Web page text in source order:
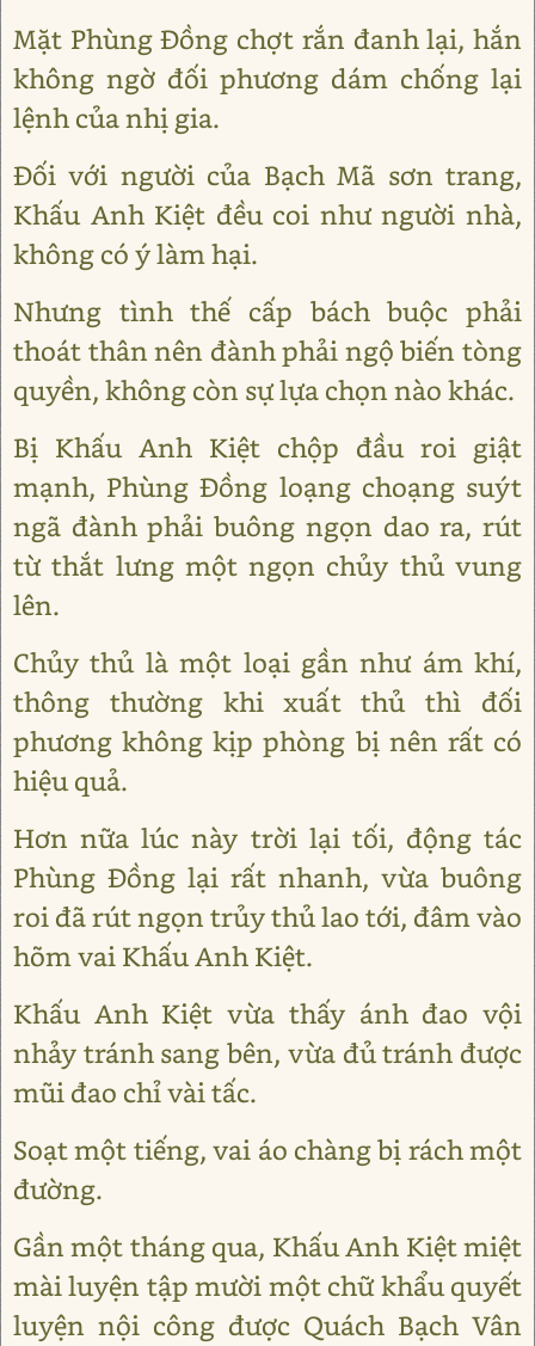
Mặt Phùng Đồng chợt rắn đanh lại, hắn
không ngờ đối phương dám chống lại
lệnh của nhị gia.
Đối với người của Bạch Mã sơn trang,
Khấu Anh Kiệt đều coi như người nhà,
không có ý làm hại.
Nhưng tình thế cấp bách buộc phải
thoát thân nên đành phải ngộ biến tòng
quyền, không còn sự lựa chọn nào khác.
Bị Khấu Anh Kiệt chộp đầu roi giật
mạnh, Phùng Đồng loạng choạng suýt
ngã đành phải buông ngọn dao ra, rút
từ thắt lưng một ngọn chủy thủ vung
lên.
Chủy thủ là một loại gần như ám khí,
thông thường khi xuất thủ thì đối
phương không kịp phòng bị nên rất có
hiệu quả.
Hơn nữa lúc này trời lại tối, động tác
Phùng Đồng lại rất nhanh, vừa buông
roi đã rút ngọn trủy thủ lao tới, đâm vào
hõm vai Khấu Anh Kiệt.
Khấu Anh Kiệt vừa thấy ánh đao vội
nhảy tránh sang bên, vừa đủ tránh được
mũi đao chỉ vài tấc.
Soạt một tiếng, vai áo chàng bị rách một
đường.
Gần một tháng qua, Khấu Anh Kiệt miệt
mài luyện tập mười một chữ khẩu quyết
luyện nội công được Quách Bạch Vân